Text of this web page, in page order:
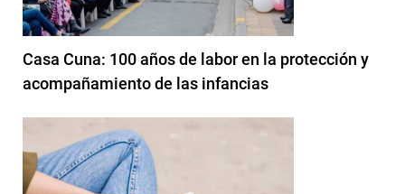
Casa Cuna: 100 años de labor en la protección y
acompañamiento de las infancias